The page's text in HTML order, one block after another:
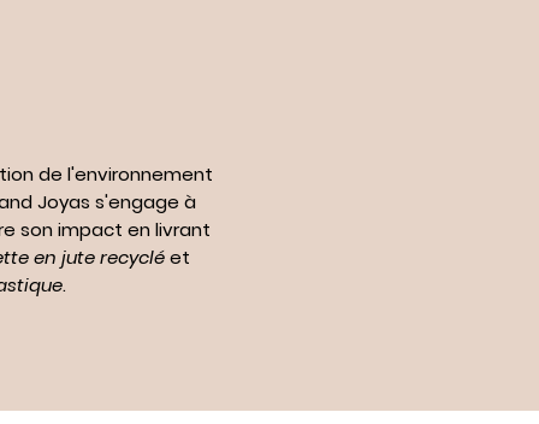
de l'environnement
Joyas s'engage à
son impact en livrant
en jute recycléet
.